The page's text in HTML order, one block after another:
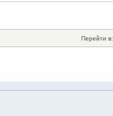
Перейти в: